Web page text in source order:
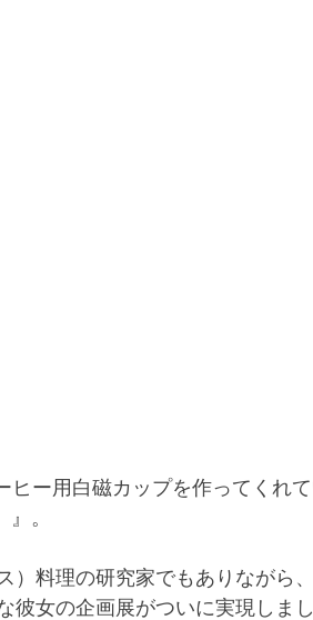
ヒー用白磁カップを作ってくれ
。
）料理の研究家でもありながら
女の企画展がついに実現しまし